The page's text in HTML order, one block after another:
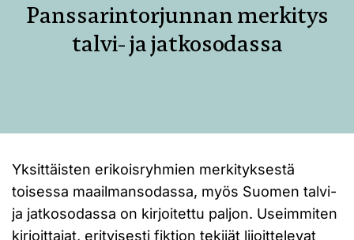
Panssarintorjunnan merkitys
talvi- ja jatkosodassa
Yksittäisten erikoisryhmien merkityksestä
toisessa maailmansodassa, myös Suomen talvi-
ja jatkosodassa on kirjoitettu paljon. Useimmiten
kirjoittajat, erityisesti fiktion tekijät liioittelevat